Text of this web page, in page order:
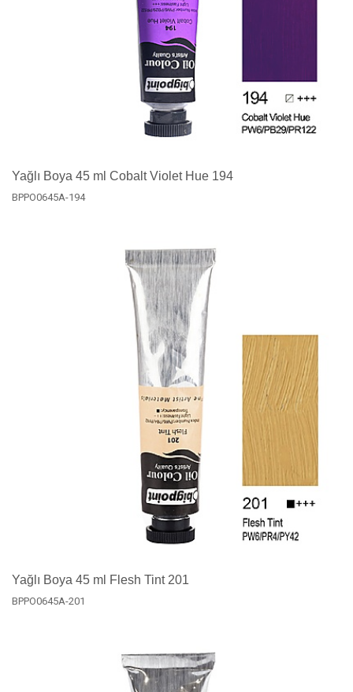
Yağlı Boya 45 ml Cobalt Violet Hue 194
BPPO0645A-194
Yağlı Boya 45 ml Flesh Tint 201
BPPO0645A-201